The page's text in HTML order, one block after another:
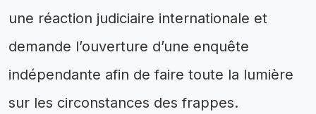
une réaction judiciaire internationale et
demande l’ouverture d’une enquête
indépendante afin de faire toute la lumière
sur les circonstances des frappes.